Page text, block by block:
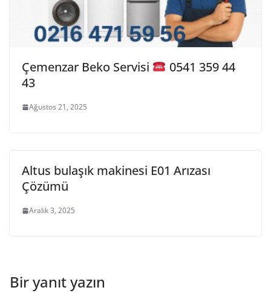
Çemenzar Beko Servisi
0541 359 44
43
Ağustos 21, 2025
Altus bulaşık makinesi E01 Arızası
Çözümü
Aralık 3, 2025
Bir yanıt yazın